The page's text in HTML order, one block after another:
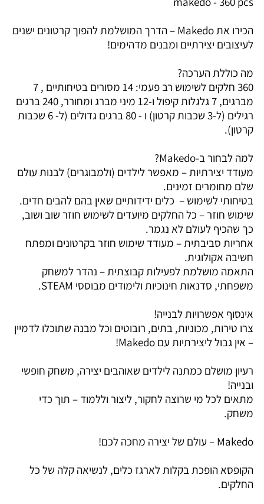
הכירו את Makedo – הדרך המושלמת להפוך קרטונים ישנים
לעיצובים יצירתיים ומבנים מדהימים!
מה כוללת הערכה?
360 חלקים לשימוש רב פעמי: 14 מסורים בטיחותיים , 7
מברגים, 7 גלגלות קיפול ו-12 מיני מברג ומחורר, 240 ברגים
רגילים (ל-3 שכבות קרטון) ו - 80 ברגים גדולים (ל- 6 שכבות
קרטון).
למה לבחור ב-Makedo?
מעודד יצירתיות – מאפשר לילדים (ולמבוגרים) לבנות עולם
שלם מחומרים זמינים.
בטיחותי לשימוש – כלים ידידותיים שאין בהם להבים חדים.
שימוש חוזר – כל החלקים מיועדים לשימוש חוזר שוב ושוב,
כך שהכיף לעולם לא נגמר.
אחריות סביבתית – מעודד שימוש חוזר בקרטונים ומפתח
חשיבה אקולוגית.
התאמה מושלמת לפעילות קבוצתית – נהדר למשחק
משפחתי, סדנאות חינוכיות ולימודים מבוססי STEAM.
אינסוף אפשרויות לבנייה!
צרו טירות, מכוניות, בתים, רובוטים וכל מבנה שתוכלו לדמיין
– אין גבול ליצירתיות עם Makedo!
רעיון מושלם כמתנה לילדים שאוהבים יצירה, משחק חופשי
ובנייה!
מתאים לכל מי שרוצה לחקור, ליצור וללמוד – תוך כדי
משחק.
Makedo – עולם של יצירה מחכה לכם!
הקופסא הופכת בקלות לארגז כלים, לנשיאה קלה של כל
החלקים.